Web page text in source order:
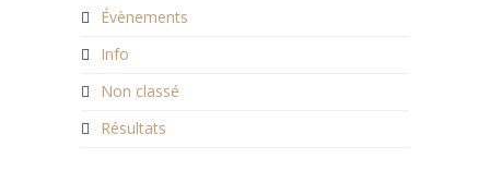
Évènements
Info
Non classé
Résultats